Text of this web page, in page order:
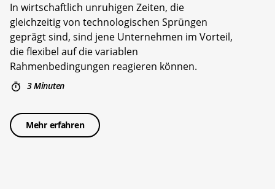
In wirtschaftlich unruhigen Zeiten, die
gleichzeitig von technologischen Sprüngen
geprägt sind, sind jene Unternehmen im Vorteil,
die flexibel auf die variablen
Rahmenbedingungen reagieren können.
3 Minuten
Mehr erfahren